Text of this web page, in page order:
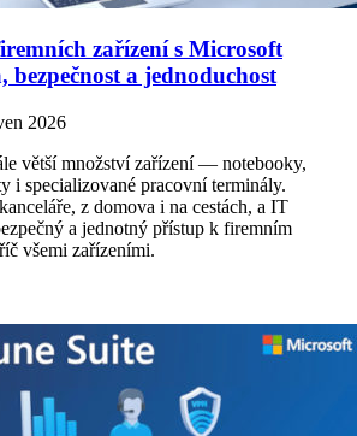
zařízení s Microsoft
a jednoduchost
2026
větší množství zařízení — notebooky,
i specializované pracovní terminály.
z domova i na cestách, a IT
a jednotný přístup k firemním
všemi zařízeními.